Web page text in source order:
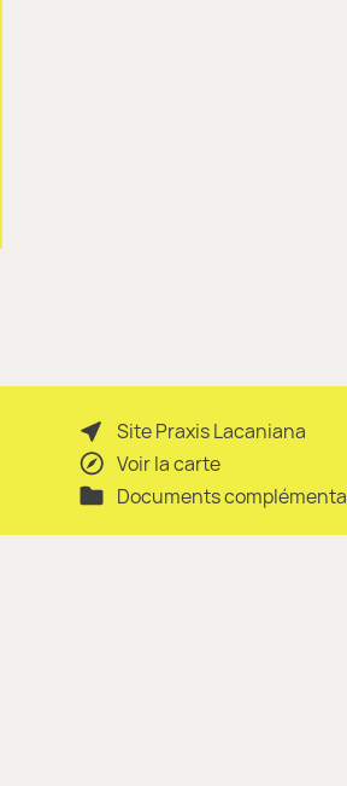
Site Praxis Lacaniana
Voir la carte
Documents